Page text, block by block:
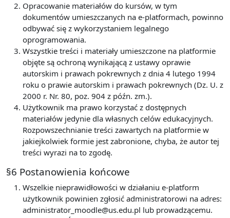
Opracowanie materiałów do kursów, w tym
dokumentów umieszczanych na e-platformach, powinno
odbywać się z wykorzystaniem legalnego
oprogramowania.
Wszystkie treści i materiały umieszczone na platformie
objęte są ochroną wynikającą z ustawy oprawie
autorskim i prawach pokrewnych z dnia 4 lutego 1994
roku o prawie autorskim i prawach pokrewnych (Dz. U. z
2000 r. Nr. 80, poz. 904 z późn. zm.).
Użytkownik ma prawo korzystać z dostępnych
materiałów jedynie dla własnych celów edukacyjnych.
Rozpowszechnianie treści zawartych na platformie w
jakiejkolwiek formie jest zabronione, chyba, że autor tej
treści wyrazi na to zgodę.
§6 Postanowienia końcowe
Wszelkie nieprawidłowości w działaniu e-platform
użytkownik powinien zgłosić administratorowi na adres:
administrator_moodle@us.edu.pl lub prowadzącemu.